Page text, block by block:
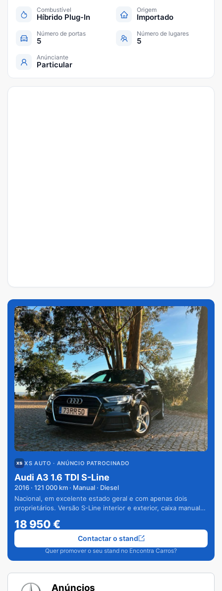
Combustível
Híbrido Plug-In
Origem
Importado
Número de portas
5
Número de lugares
5
Anúnciante
Particular
XS AUTO · ANÚNCIO PATROCINADO
Audi A3 1.6 TDI S-Line
2016 · 121 000 km · Manual · Diesel
Nacional, em excelente estado geral e com apenas dois
proprietários. Versão S-Line interior e exterior, caixa manual
18 950€
Quer promover o seu stand no Encontra Carros?
Contactar o stand
Anúncios